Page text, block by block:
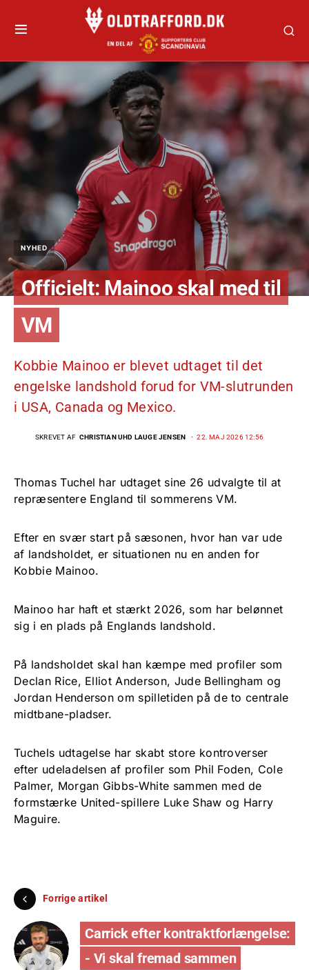
NYHED
Officielt: Mainoo skal med til
VM
Kobbie Mainoo er blevet udtaget til det
engelske landshold forud for VM-slutrunden
i USA, Canada og Mexico.
SKREVET AF CHRISTIAN UHD LAUGE JENSEN 22. MAJ 2026 12:56
Thomas Tuchel har udtaget sine 26 udvalgte til at
repræsentere England til sommerens VM.
Efter en svær start på sæsonen, hvor han var ude
af landsholdet, er situationen nu en anden for
Kobbie Mainoo.
Mainoo har haft et stærkt 2026, som har belønnet
sig i en plads på Englands landshold.
På landsholdet skal han kæmpe med profiler som
Declan Rice, Elliot Anderson, Jude Bellingham og
Jordan Henderson om spilletiden på de to centrale
midtbane-pladser.
Tuchels udtagelse har skabt store kontroverser
efter udeladelsen af profiler som Phil Foden, Cole
Palmer, Morgan Gibbs-White sammen med de
formstærke United-spillere Luke Shaw og Harry
Maguire.
Forrige artikel
Carrick efter kontraktforlængelse:
- Vi skal fremad sammen